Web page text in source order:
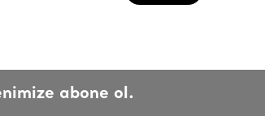
abone ol.